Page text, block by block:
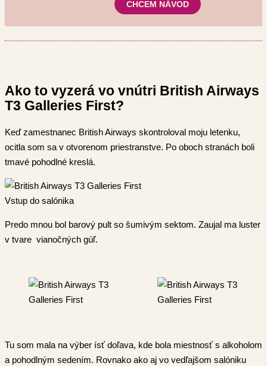
Ako to vyzerá vo vnútri British Airways
T3 Galleries First?
Keď zamestnanec British Airways skontroloval moju letenku,
ocitla som sa v otvorenom priestranstve. Po oboch stranách boli
tmavé pohodlné kreslá.
Vstup do salónika
Predo mnou bol barový pult so šumivým sektom. Zaujal ma luster
v tvare vianočných gúľ.
Tu som mala na výber ísť doľava, kde bola miestnosť s alkoholom
a pohodlným sedením. Rovnako ako aj vo vedľajšom salóniku